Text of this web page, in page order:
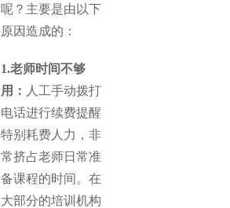
呢？主要是由以下
原因造成的：
1.老师时间不够
用： 人工手动拨打
电话进行续费提醒
特别耗费人力，非
常挤占老师日常准
备课程的时间。在
大部分的培训机构